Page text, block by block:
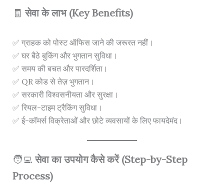
🧾सेवा के लाभ (Key Benefits)
✅ ग्राहक को पोस्ट ऑफिस जाने की जरूरत नहीं।
✅ घर बैठे बुकिंग और भुगतान सुविधा।
✅ समय की बचत और पारदर्शिता।
✅ QR कोड से तेज़ भुगतान।
✅ सरकारी विश्वसनीयता और सुरक्षा।
✅ रियल-टाइम ट्रैकिंग सुविधा।
✅ ई-कॉमर्स विक्रेताओं और छोटे व्यवसायों के लिए फायदेमंद।
🧑‍💻सेवा का उपयोग कैसे करें (Step-by-Step
Process)